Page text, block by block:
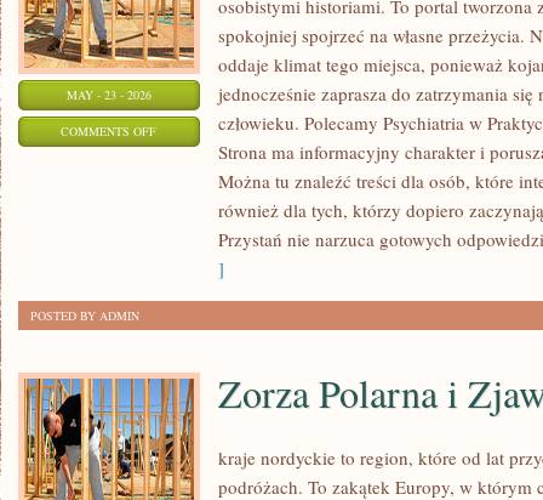
MAY - 23 - 2026
COMMENTS OFFON
osobistymi historiami. To portal tworzona
spokojniej spojrzeć na własne przeżycia.
oddaje klimat tego miejsca, ponieważ
jednocześnie zaprasza do zatrzymania
człowieku. Polecamy Psychiatria w
Strona ma informacyjny charakter i
Można tu znaleźć treści dla osób, które
również dla tych, którzy dopiero
Przystań nie narzuca gotowych
]
POSTED BY ADMIN
Zorza Polarna i
kraje nordyckie to region, które od lat
podróżach. To zakątek Europy, w którym